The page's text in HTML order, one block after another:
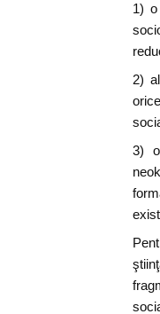
1) o
2)
3)